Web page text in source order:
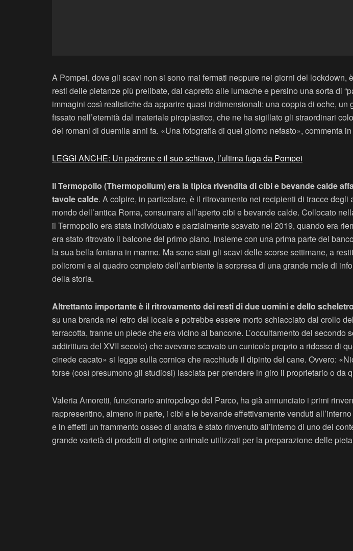
A Pompei, dove gli scavi non si sono mai fermati neppure nei giorni del
resti delle pietanze più prelibate, dal capretto alle lumache e persino una sorta di
immagini così realistiche da apparire quasi tridimensionali: una coppia di oche,
fissato nell’eternità dal materiale piroplastico, che ne ha sigillato gli straordinari
dei romani di duemila anni fa. «Una fotografia di quel giorno nefasto», commenta
LEGGI ANCHE: Un padrone e il suo schiavo, l’ultima fuga da Pompei
Il Termopolio (Thermopolium) era la tipica rivendita di cibi e bevande calde
tavole calde. A colpire, in particolare, è il ritrovamento nei recipienti di tracce
mondo dell’antica Roma, consumare all’aperto cibi e bevande calde. Collocato
il Termopolio era stata individuato e parzialmente scavato nel 2019, quando era
era stato ritrovato il balcone del primo piano, insieme con una prima parte del
la sua bella fontana in marmo. Ma sono stati gli scavi delle scorse settimane, a
policromi e al quadro completo dell’ambiente la sorpresa di una grande mole di
della storia.
Altrettanto importante è il ritrovamento dei resti di due uomini e dello
su una branda nel retro del locale e potrebbe essere morto schiacciato dal crollo
terracotta, tranne un piede che era vicino al bancone. L’occultamento del
addirittura del XVII secolo) che avevano scavato un cunicolo proprio a ridosso di
cinede cacato» si legge sulla cornice che racchiude il dipinto del cane. Ovvero:
forse (così presumono gli studiosi) lasciata per prendere in giro il proprietario o da
Valeria Amoretti, funzionario antropologo del Parco, ha già annunciato i primi
rappresentino, almeno in parte, i cibi e le bevande effettivamente venduti
e in effetti un frammento osseo di anatra è stato rinvenuto all’interno di uno dei
grande varietà di prodotti di origine animale utilizzati per la preparazione delle